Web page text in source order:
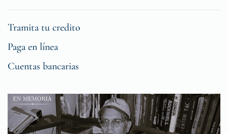
Tramita tu credito
Paga en línea
Cuentas bancarias